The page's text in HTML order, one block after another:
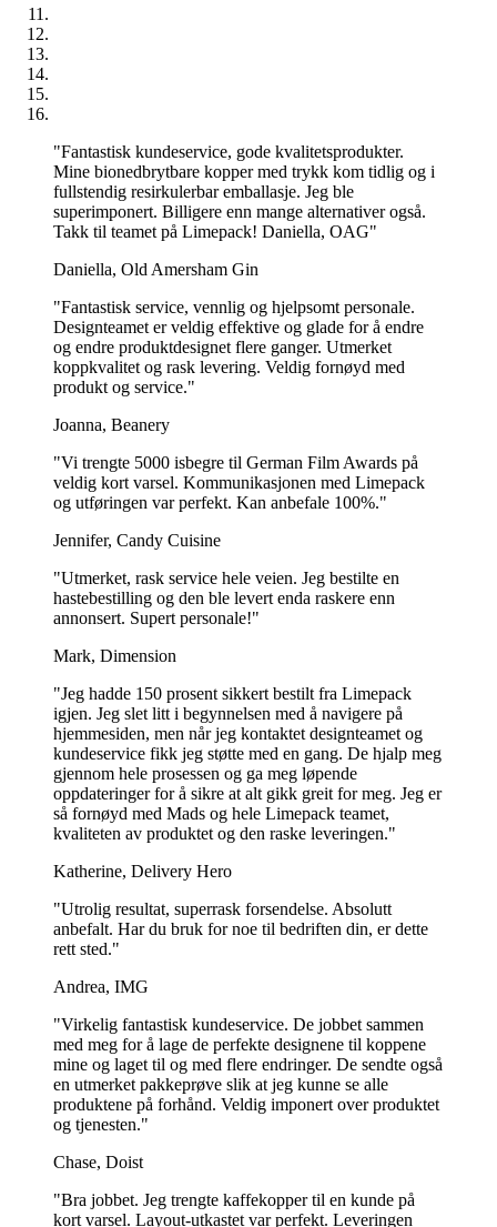
"Fantastisk kundeservice, gode kvalitetsprodukter.
Mine bionedbrytbare kopper med trykk kom tidlig og i
fullstendig resirkulerbar emballasje. Jeg ble
superimponert. Billigere enn mange alternativer også.
Takk til teamet på Limepack! Daniella, OAG"
Daniella, Old Amersham Gin
"Fantastisk service, vennlig og hjelpsomt personale.
Designteamet er veldig effektive og glade for å endre
og endre produktdesignet flere ganger. Utmerket
koppkvalitet og rask levering. Veldig fornøyd med
produkt og service."
Joanna, Beanery
"Vi trengte 5000 isbegre til German Film Awards på
veldig kort varsel. Kommunikasjonen med Limepack
og utføringen var perfekt. Kan anbefale 100%."
Jennifer, Candy Cuisine
"Utmerket, rask service hele veien. Jeg bestilte en
hastebestilling og den ble levert enda raskere enn
annonsert. Supert personale!"
Mark, Dimension
"Jeg hadde 150 prosent sikkert bestilt fra Limepack
igjen. Jeg slet litt i begynnelsen med å navigere på
hjemmesiden, men når jeg kontaktet designteamet og
kundeservice fikk jeg støtte med en gang. De hjalp meg
gjennom hele prosessen og ga meg løpende
oppdateringer for å sikre at alt gikk greit for meg. Jeg er
så fornøyd med Mads og hele Limepack teamet,
kvaliteten av produktet og den raske leveringen."
Katherine, Delivery Hero
"Utrolig resultat, superrask forsendelse. Absolutt
anbefalt. Har du bruk for noe til bedriften din, er dette
rett sted."
Andrea, IMG
"Virkelig fantastisk kundeservice. De jobbet sammen
med meg for å lage de perfekte designene til koppene
mine og laget til og med flere endringer. De sendte også
en utmerket pakkeprøve slik at jeg kunne se alle
produktene på forhånd. Veldig imponert over produktet
og tjenesten."
Chase, Doist
"Bra jobbet. Jeg trengte kaffekopper til en kunde på
kort varsel. Layout-utkastet var perfekt. Leveringen